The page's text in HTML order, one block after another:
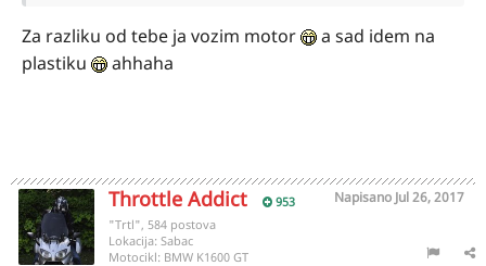
Za razliku od tebe ja vozim motor
a sad idem na
plastiku
ahhaha
Throttle Addict 953 Napisano Jul 26, 2017
"Trtl", 584 postova
Lokacija: Sabac
Motocikl: BMW K1600 GT